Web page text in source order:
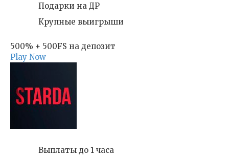
Подарки на ДР
Крупные выигрыши
500% + 500FS на депозит
Play Now
Выплаты до 1 часа